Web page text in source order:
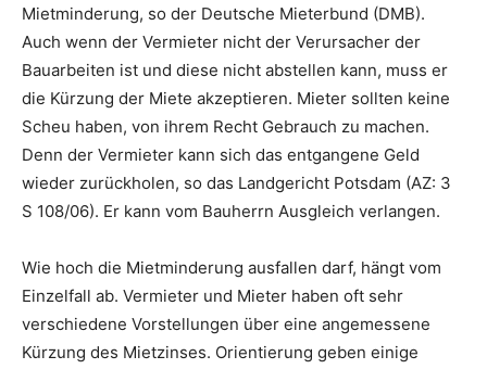
Mietminderung, so der Deutsche Mieterbund (DMB).
Auch wenn der Vermieter nicht der Verursacher der
Bauarbeiten ist und diese nicht abstellen kann, muss er
die Kürzung der Miete akzeptieren. Mieter sollten keine
Scheu haben, von ihrem Recht Gebrauch zu machen.
Denn der Vermieter kann sich das entgangene Geld
wieder zurückholen, so das Landgericht Potsdam (AZ: 3
S 108/06). Er kann vom Bauherrn Ausgleich verlangen.
Wie hoch die Mietminderung ausfallen darf, hängt vom
Einzelfall ab. Vermieter und Mieter haben oft sehr
verschiedene Vorstellungen über eine angemessene
Kürzung des Mietzinses. Orientierung geben einige